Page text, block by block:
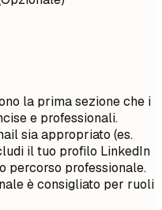
la prima sezione che i
e professionali.
sia appropriato (es.
il tuo profilo LinkedIn
percorso professionale.
è consigliato per ruoli